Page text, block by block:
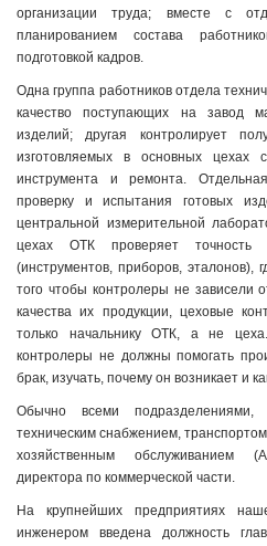
организации труда; вместе с
планированием состава
подготовкой кадров.
Одна группа работников отдела
качество поступающих на завод
изделий; другая контролирует
изготовляемых в основных цехах
инструмента и ремонта.
проверку и испытания готовых
центральной измерительной
цехах ОТК проверяет точность
(инструментов, приборов, эталонов),
того чтобы контролеры не зависели
качества их продукции, цеховые
только начальнику ОТК, а не
контролеры не должны помогать
брак, изучать, почему он возникает и
Обычно всеми подразделениями,
техническим снабжением,
хозяйственным обслуживанием
директора по коммерческой части.
На крупнейших предприятиях
инженером введена должность